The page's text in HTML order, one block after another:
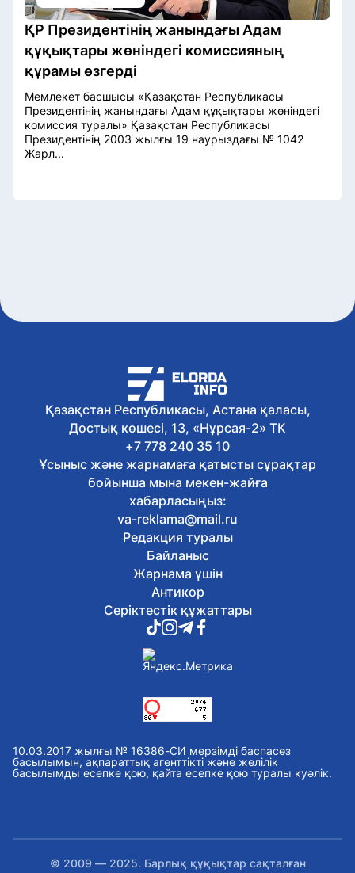
ҚР Президентінің жанындағы Адам
құқықтары жөніндегі комиссияның
құрамы өзгерді
Мемлекет басшысы «Қазақстан Республикасы
Президентінің жанындағы Адам құқықтары жөніндегі
комиссия туралы» Қазақстан Республикасы
Президентінің 2003 жылғы 19 наурыздағы № 1042
Жарл...
Қазақстан Республикасы, Астана қаласы,
Достық көшесі, 13, «Нұрсая-2» ТК
+7 778 240 35 10
Ұсыныс және жарнамаға қатысты сұрақтар
бойынша мына мекен-жайға
хабарласыңыз:
va-reklama@mail.ru
Редакция туралы
Байланыс
Жарнама үшін
Антикор
Серіктестік құжаттары
10.03.2017 жылғы № 16386-СИ мерзімді баспасөз
басылымын, ақпараттық агенттікті және желілік
басылымды есепке қою, қайта есепке қою туралы куәлік.
© 2009 — 2025. Барлық құқықтар сақталған